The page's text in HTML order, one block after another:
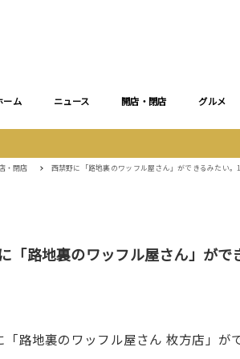
ーム ニュース 開店・閉店 グルメ
・閉店 西禁野に「路地裏のワッフル屋さん」ができるみたい。
「路地裏のワッフル屋さん」が
「路地裏のワッフル屋さん 枚方店」が